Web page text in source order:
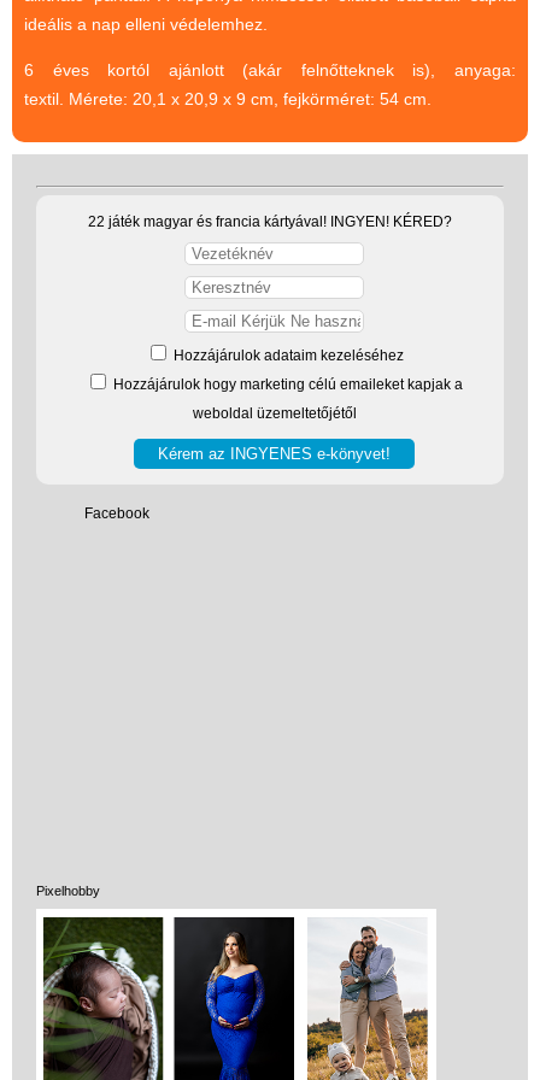
ideális a nap elleni védelemhez.
6 éves kortól ajánlott (akár felnőtteknek is), anyaga:
textil. Mérete: 20,1 x 20,9 x 9 cm, fejkörméret: 54 cm.
22 játék magyar és francia kártyával! INGYEN! KÉRED?
Hozzájárulok adataim kezeléséhez
Hozzájárulok hogy marketing célú emaileket kapjak a
weboldal üzemeltetőjétől
Facebook
Pixelhobby
Tanulást segítő játék
Társasjáték
Tudományos játék
CSAK NÁLUNK - Egyedi
játékok
Szállítási költség 1490 Ft-tól,
de akár INGYEN!
1-3 munkanapos kiszállítás
5%-os törzsvásárlói
kedvezmény